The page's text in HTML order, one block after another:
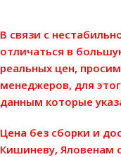
В связи с
отличаться в
реальных цен,
менеджеров, для
данным которые
Цена без сборки и
Кишиневу, Яловенам